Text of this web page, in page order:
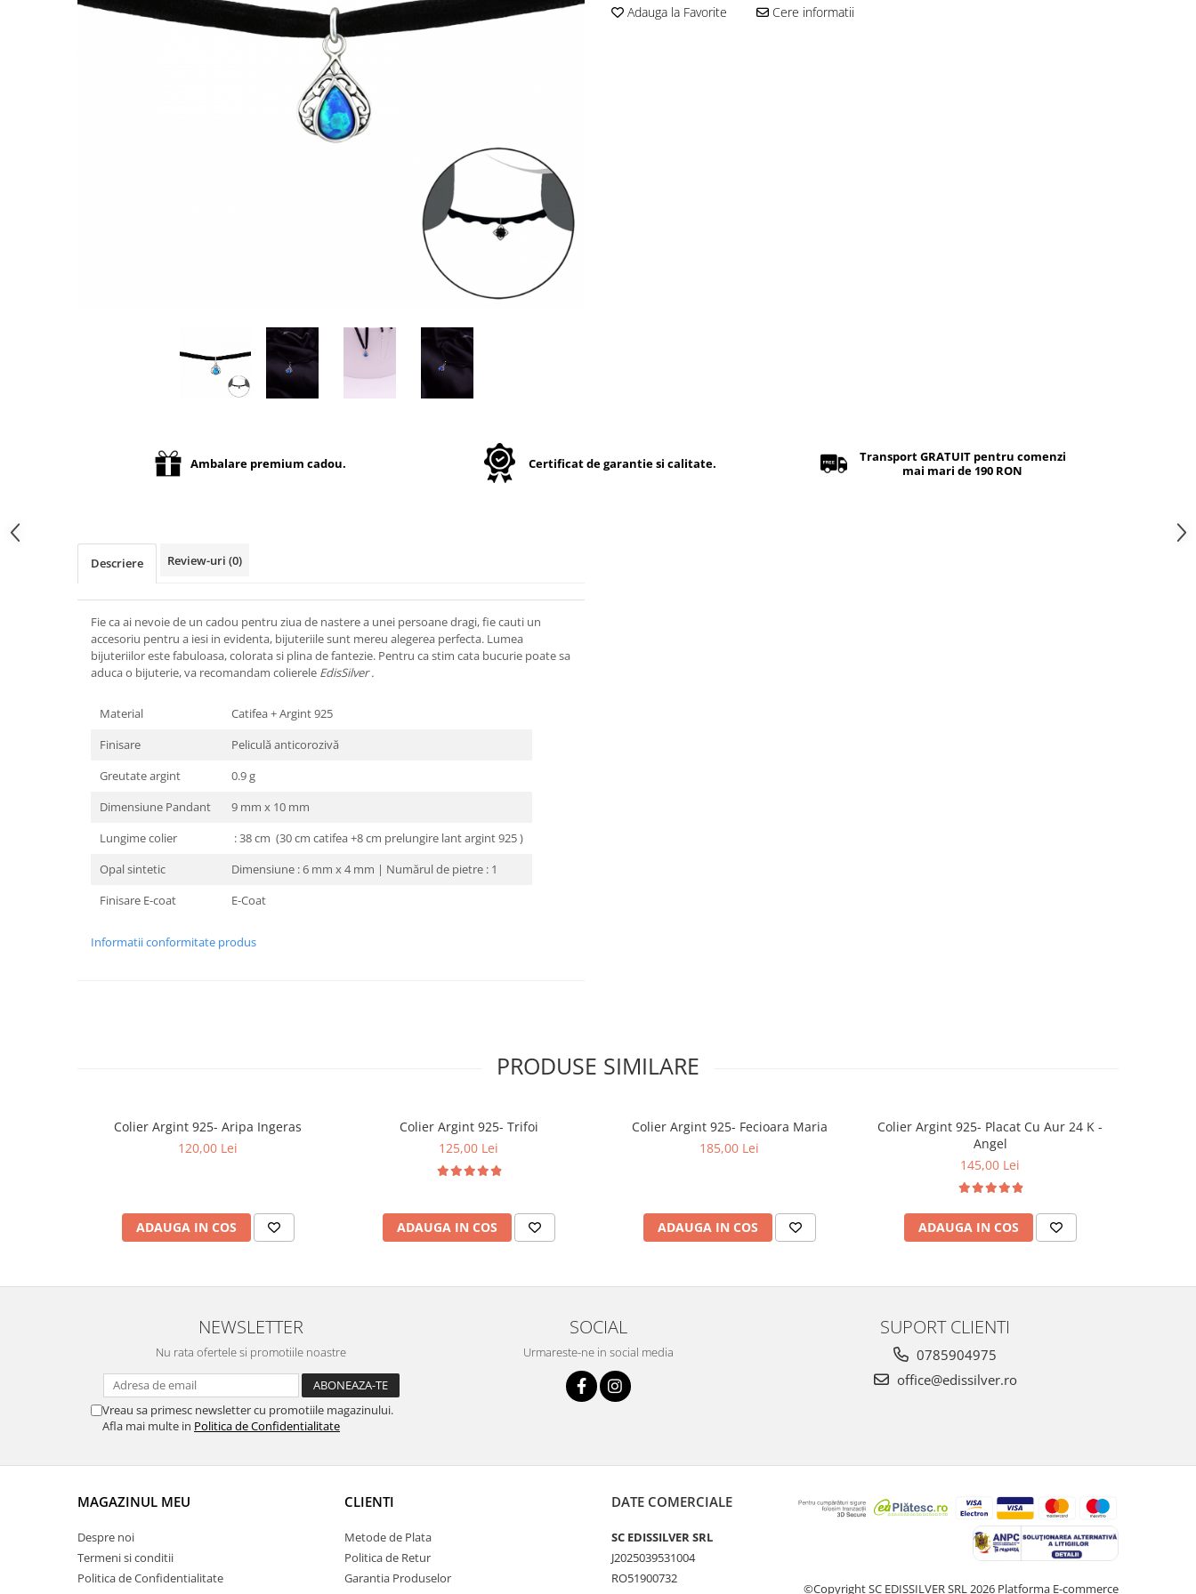
Adauga la Favorite Cere informatii
Ambalare premium cadou. Certificat de garantie si calitate.
Transport GRATUIT pentru comenzi
mai mari de 190 RON
Descriere Review-uri (0)
Fie ca ai nevoie de un cadou pentru ziua de nastere a unei persoane dragi, fie cauti un
accesoriu pentru a iesi in evidenta, bijuteriile sunt mereu alegerea perfecta. Lumea
bijuteriilor este fabuloasa, colorata si plina de fantezie. Pentru ca stim cata bucurie poate sa
aduca o bijuterie, va recomandam colierele EdisSilver .
Material
Catifea + Argint 925
Finisare
Peliculă anticorozivă
Greutate argint
0.9 g
Dimensiune Pandant
9 mm x 10 mm
Lungime colier
: 38 cm (30 cm catifea +8 cm prelungire lant argint 925 )
Opal sintetic
Dimensiune : 6 mm x 4 mm | Numărul de pietre : 1
Finisare E-coat
E-Coat
Informatii conformitate produs
PRODUSE SIMILARE
Colier Argint 925- Aripa Ingeras
120,00 Lei
ADAUGA IN COS
Colier Argint 925- Trifoi
125,00 Lei
ADAUGA IN COS
Colier Argint 925- Fecioara Maria
185,00 Lei
ADAUGA IN COS
Colier Argint 925- Placat Cu Aur 24 K -
Angel
145,00 Lei
ADAUGA IN COS
NEWSLETTER
Nu rata ofertele si promotiile noastre
Vreau sa primesc newsletter cu promotiile magazinului.
Afla mai multe in Politica de Confidentialitate
SOCIAL
Urmareste-ne in social media
SUPORT CLIENTI
0785904975
office@edissilver.ro
MAGAZINUL MEU
Despre noi
Termeni si conditii
Politica de Confidentialitate
CLIENTI
Metode de Plata
Politica de Retur
Garantia Produselor
DATE COMERCIALE
SC EDISSILVER SRL
J2025039531004
RO51900732
©Copyright SC EDISSILVER SRL 2026 Platforma E-commerce